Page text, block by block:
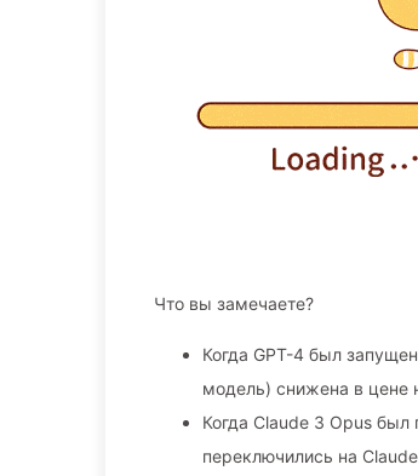
Что вы замечаете?
Когда GPT-4 был
модель) снижена в цене
Когда Claude 3 Opus
переключились на